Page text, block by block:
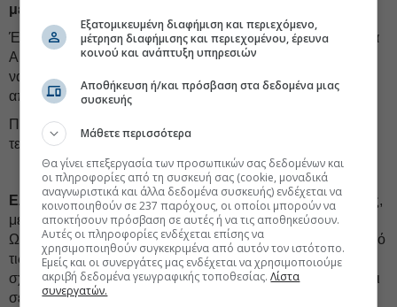
μερίσματος
Έτσι, μετά τις συστημικές τράπεζες, τη ΔEΗ, την Αεροπορία
Αιγαίου, τους Ευρωσυμβούλους, έρχεται και η Εβροφάρμα
να προστεθεί στις εισηγμένες που θα στείλουν φέτος -μετά
από καιρό- τους μετόχους τους στο
ταμείο
Πάντως, η μετοχή της Εβροφάρμα έχει κερδίσει κατά το
τελευταίο 12μηνο κοντά στο
ΕΛΙΝ:Ξεχώρισε η μετοχή στη συνεδρίαση της Παρασκευής,
με κέρδη 9,5% στα 2,75 ευρώ και αυξημένο τζίρο.
Ωστόσο η κίνηση του τίτλου έχει ξεκινήσει πιο αθόρυβα, από
τις 26 Φεβρουαρίου και το χαμηλό των 2,3 ευρώ. Απόδοση
σχεδόν20%σε δέκα συνεδριάσεις, με το «χαρτί» να κινείται
σε υψηλά επτά μηνών.
Εξατομικευμένη διαφήμιση και περιεχόμενο,
μέτρηση διαφήμισης και περιεχομένου, έρευνα
κοινού και ανάπτυξη υπηρεσιών
Αποθήκευση ή/και πρόσβαση στα δεδομένα μιας
συσκευής
Μάθετε περισσότερα
Θα γίνει επεξεργασία των προσωπικών σας δεδομένων και
οι πληροφορίες από τη συσκευή σας (cookie, μοναδικά
αναγνωριστικά και άλλα δεδομένα συσκευής) ενδέχεται να
κοινοποιηθούν σε 237 παρόχους, οι οποίοι μπορούν να
αποκτήσουν πρόσβαση σε αυτές ή να τις αποθηκεύσουν.
Αυτές οι πληροφορίες ενδέχεται επίσης να
χρησιμοποιηθούν συγκεκριμένα από αυτόν τον ιστότοπο.
Εμείς και οι συνεργάτες μας ενδέχεται να χρησιμοποιούμε
ακριβή δεδομένα γεωγραφικής τοποθεσίας.Λίστα
συνεργατών.